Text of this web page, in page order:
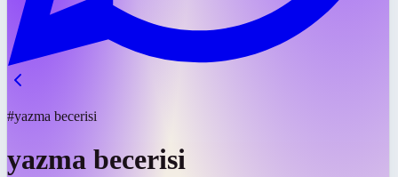
#yazma becerisi
yazma becerisi